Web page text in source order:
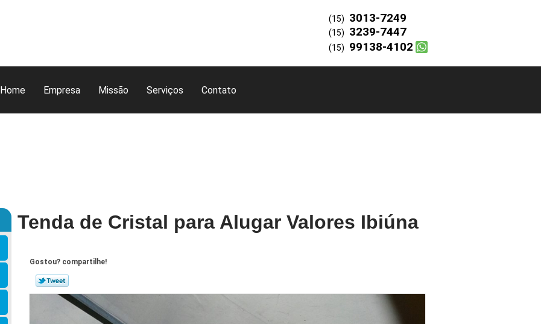
Home Empresa Missão Serviços Contato
(15) 3013-7249
(15) 3239-7447
(15) 99138-4102
Tenda de Cristal para Alugar Valores Ibiúna
Gostou? compartilhe!